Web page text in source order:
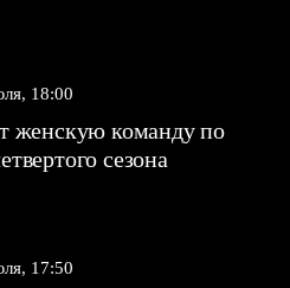
18:00
женскую команду по
сезона
17:50